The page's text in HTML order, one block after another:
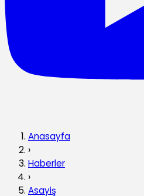
Anasayfa
›
Haberler
›
Asayiş